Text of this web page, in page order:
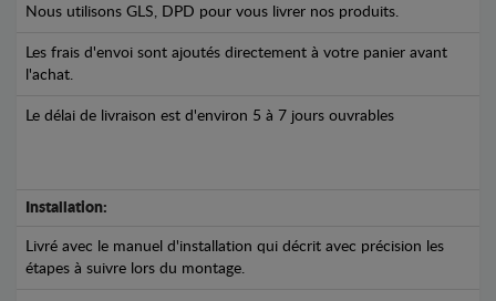
Nous utilisons GLS, DPD pour vous livrer nos produits.
Les frais d'envoi sont ajoutés directement à votre panier avant
l'achat.
Le délai de livraison est d'environ 5 à 7 jours ouvrables
Installation:
Livré avec le manuel d'installation qui décrit avec précision les
étapes à suivre lors du montage.